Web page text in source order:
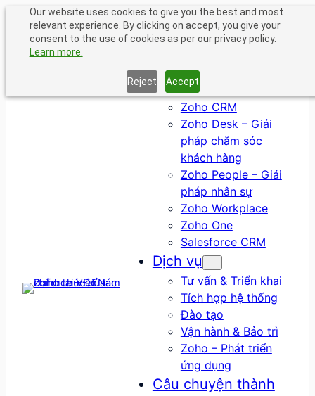
Our website uses cookies to give you the best and most
relevant experience. By clicking on accept, you give your
consent to the use of cookies as per our privacy policy.
Learn more.
Reject Accept
Chuyển
phần
Giải pháp
Zoho CRM
Zoho Desk – Giải
pháp chăm sóc
khách hàng
Zoho People – Giải
pháp nhân sự
Zoho Workplace
Zoho One
Salesforce CRM
Dịch vụ
Tư vấn & Triển khai
Tích hợp hệ thống
Đào tạo
Vận hành & Bảo trì
Zoho – Phát triển
ứng dụng
Câu chuyện thành